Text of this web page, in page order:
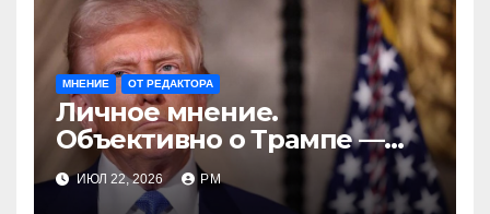
МНЕНИЕ ОТ РЕДАКТОРА
Личное мнение.
Объективно о Трампе —
проблемы реалиста
ИЮЛ 22, 2026 РМ